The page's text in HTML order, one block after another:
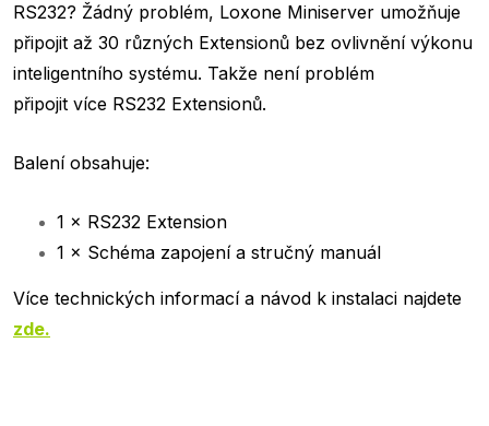
RS232? Žádný problém, Loxone Miniserver umožňuje
připojit až 30 různých Extensionů bez ovlivnění výkonu
inteligentního systému. Takže není problém
připojit více RS232 Extensionů.
Balení obsahuje:
1 × RS232 Extension
1 × Schéma zapojení a stručný manuál
Více technických informací a návod k instalaci najdete
zde.